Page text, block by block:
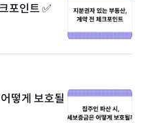
포인트 ✅
떻게 보호될